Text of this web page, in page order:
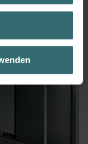
die sie im
wenn Sie in
Gerät
Seite
Für
Einwilligung.
Typen.
die auf